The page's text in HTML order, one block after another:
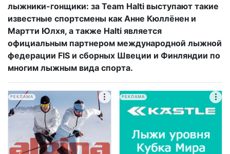
лыжники-гонщики: за Team Halti выступают такие
известные спортсмены как Анне Кюллёнен и
Мартти Юлхя, а также Halti является
официальным партнером международной лыжной
федерации FIS и сборных Швеции и Финляндии по
многим лыжным вида спорта.
РЕКЛАМА РЕКЛАМА